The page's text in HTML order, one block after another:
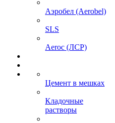
Аэробел (Aerobel)
SLS
Aeroc (ЛСР)
Цемент в мешках
Кладочные
растворы